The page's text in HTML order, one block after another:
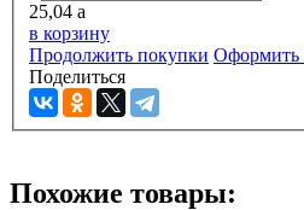
25,04 a
в корзину
Продолжить покупки Оформить
Поделиться
Похожие товары: